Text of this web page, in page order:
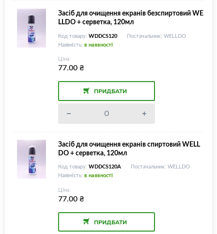
Засіб для очищення екранів безспиртовий WE
LLDO + серветка, 120мл
Код товару: WDDCS120
Постачальник: WELLDO
Наявність: в наявності
Ціна
77.00₴
ПРИДБАТИ
Засіб для очищення екранів спиртовий WELL
DO + серветка, 120мл
Код товару: WDDCS120A
Постачальник: WELLDO
Наявність: в наявності
Ціна
77.00₴
ПРИДБАТИ